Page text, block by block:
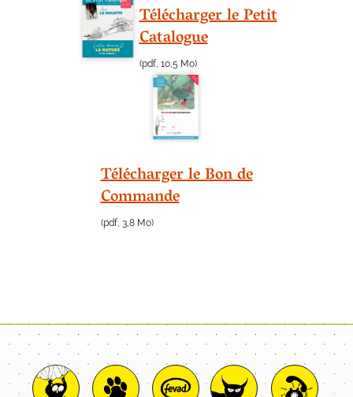
Télécharger le Petit
Catalogue
(pdf, 10,5 Mo)
Télécharger le Bon de
Commande
(pdf, 3,8 Mo)